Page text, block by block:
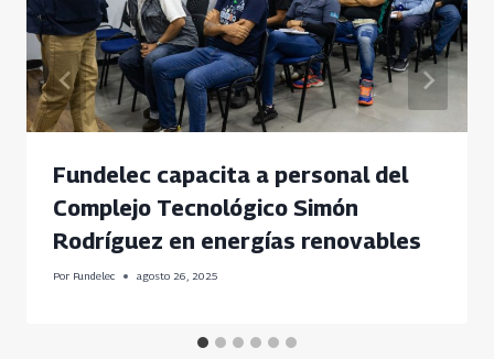
Fundelec capacita a personal del
Complejo Tecnológico Simón
Rodríguez en energías renovables
Por Fundelec agosto 26, 2025